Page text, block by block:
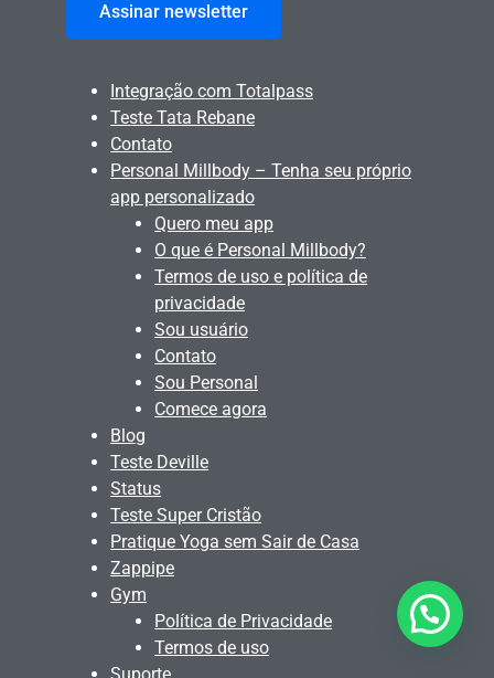
Assinar newsletter
Integração com Totalpass
Teste Tata Rebane
Contato
Personal Millbody – Tenha seu próprio
app personalizado
Quero meu app
O que é Personal Millbody?
Termos de uso e política de
privacidade
Sou usuário
Contato
Sou Personal
Comece agora
Blog
Teste Deville
Status
Teste Super Cristão
Pratique Yoga sem Sair de Casa
Zappipe
Gym
Política de Privacidade
Termos de uso